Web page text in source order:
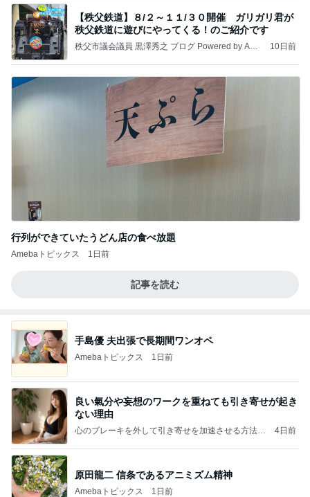
【秩父鉄道】８/２～１１/３０開催 ガリガリ君が
秩父鉄道に遊びにやってくる！のご紹介です
秩父市議会議員 黒澤秀之 ブログ Powered by Ame
10日前
行列ができていたうどん店の食べ放題
Amebaトピックス 1日前
記事を読む
手島優 夫出張で長期間ワンオペ
Amebaトピックス 1日前
良い氣分や妄想のワークを重ねても引き寄せが起き
ない理由
心のブレーキを外して引き寄せを加速させる方法：
4日前
原田龍二 信条であるアニミズム精神
Amebaトピックス 1日前